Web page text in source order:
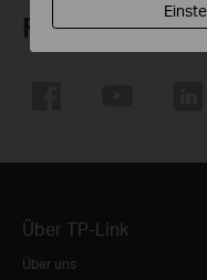
Folge uns
Über TP-Link
Über uns